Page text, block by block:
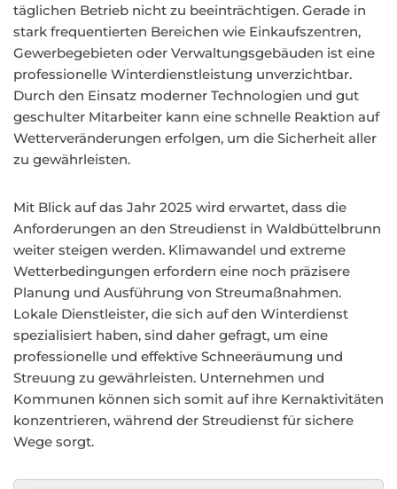
täglichen Betrieb nicht zu beeinträchtigen. Gerade in
stark frequentierten Bereichen wie Einkaufszentren,
Gewerbegebieten oder Verwaltungsgebäuden ist eine
professionelle Winterdienstleistung unverzichtbar.
Durch den Einsatz moderner Technologien und gut
geschulter Mitarbeiter kann eine schnelle Reaktion auf
Wetterveränderungen erfolgen, um die Sicherheit aller
zu gewährleisten.
Mit Blick auf das Jahr 2025 wird erwartet, dass die
Anforderungen an den Streudienst in Waldbüttelbrunn
weiter steigen werden. Klimawandel und extreme
Wetterbedingungen erfordern eine noch präzisere
Planung und Ausführung von Streumaßnahmen.
Lokale Dienstleister, die sich auf den Winterdienst
spezialisiert haben, sind daher gefragt, um eine
professionelle und effektive Schneeräumung und
Streuung zu gewährleisten. Unternehmen und
Kommunen können sich somit auf ihre Kernaktivitäten
konzentrieren, während der Streudienst für sichere
Wege sorgt.